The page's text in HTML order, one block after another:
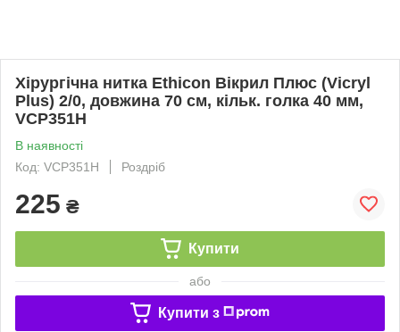
Хірургічна нитка Ethicon Вікрил Плюс (Vicryl
Plus) 2/0, довжина 70 см, кільк. голка 40 мм,
VCP351H
В наявності
Код: VCP351H
Роздріб
225 ₴
Купити
або
Купити з